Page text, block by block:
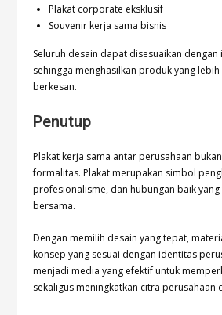
Plakat corporate eksklusif
Souvenir kerja sama bisnis
Seluruh desain dapat disesuaikan
sehingga menghasilkan produk yang lebih
berkesan.
Penutup
Plakat kerja sama antar perusahaan
formalitas. Plakat merupakan simbol
profesionalisme, dan hubungan baik
bersama.
Dengan memilih desain yang tepat,
konsep yang sesuai dengan identitas
menjadi media yang efektif untuk
sekaligus meningkatkan citra perusahaan